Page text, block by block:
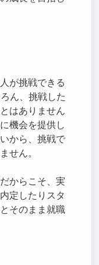
が挑戦できる
ん、挑戦した
はありません
機会を提供し
から、挑戦で
せん。
からこそ、実
定したりスタ
そのまま就職